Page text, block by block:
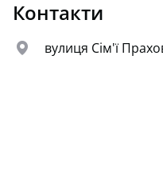
Контакти
map вулиця Сім'ї